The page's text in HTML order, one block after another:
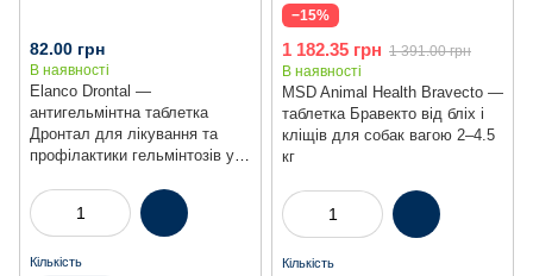
Elanco Drontal —
антигельмінтна таблетка
Дронтал для лікування та
профілактики гельмінтозів у
82.00 грн
В наявності
Кількість
−15%
MSD Animal Health Bravecto —
таблетка Бравекто від бліх і
кліщів для собак вагою 2–4.5
кг
1 182.35 грн 1 391.00 грн
В наявності
Кількість